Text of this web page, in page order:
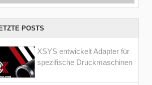
POSTS
XSYS entwickelt Adapter für
spezifische Druckmaschinen